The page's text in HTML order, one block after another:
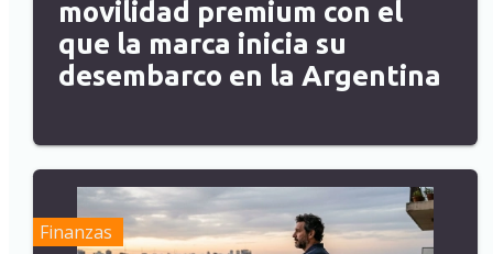
movilidad premium con el
que la marca inicia su
desembarco en la Argentina
Finanzas